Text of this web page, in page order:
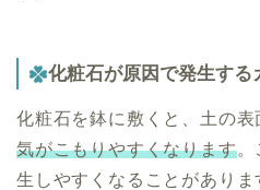
化粧石が原因で発生する
化粧石を鉢に敷くと、土の
気がこもりやすくなります。
生しやすくなることがあり